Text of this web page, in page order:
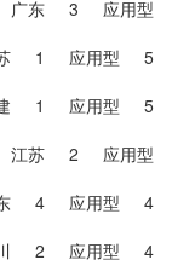
广东 3 应用型
苏 1 应用型 5
建 1 应用型 5
江苏 2 应用型
东 4 应用型 4
川 2 应用型 4